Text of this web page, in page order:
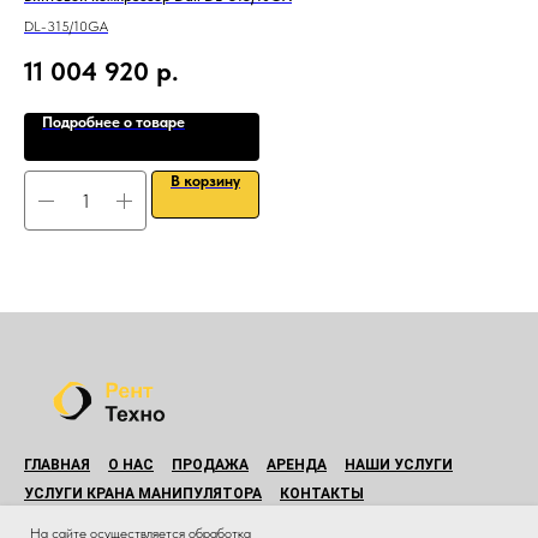
DL-315/10GA
11 004 920 р.
Подробнее о товаре
В корзину
ГЛАВНАЯ О НАС ПРОДАЖА АРЕНДА
НАШИ УСЛУГИ
УСЛУГИ КРАНА МАНИПУЛЯТОРА
КОНТАКТЫ
© Все права защищены.
На сайте осуществляется обработка